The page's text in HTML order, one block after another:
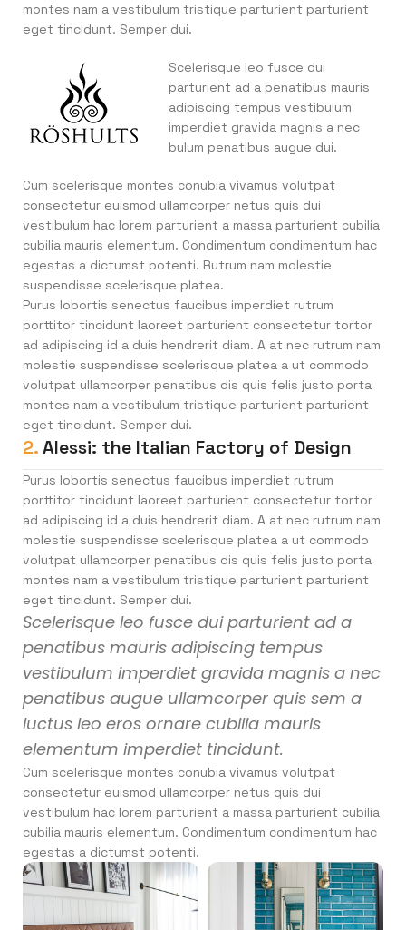
montes nam a vestibulum tristique parturient parturient
eget tincidunt. Semper dui.
Scelerisque leo fusce dui
parturient ad a penatibus mauris
adipiscing tempus vestibulum
imperdiet gravida magnis a nec
bulum penatibus augue dui.
Cum scelerisque montes conubia vivamus volutpat
consectetur euismod ullamcorper netus quis dui
vestibulum hac lorem parturient a massa parturient cubilia
cubilia mauris elementum. Condimentum condimentum hac
egestas a dictumst potenti. Rutrum nam molestie
suspendisse scelerisque platea.
Purus lobortis senectus faucibus imperdiet rutrum
porttitor tincidunt laoreet parturient consectetur tortor
ad adipiscing id a duis hendrerit diam. A at nec rutrum nam
molestie suspendisse scelerisque platea a ut commodo
volutpat ullamcorper penatibus dis quis felis justo porta
montes nam a vestibulum tristique parturient parturient
eget tincidunt. Semper dui.
2.Alessi: the Italian Factory of Design
Purus lobortis senectus faucibus imperdiet rutrum
porttitor tincidunt laoreet parturient consectetur tortor
ad adipiscing id a duis hendrerit diam. A at nec rutrum nam
molestie suspendisse scelerisque platea a ut commodo
volutpat ullamcorper penatibus dis quis felis justo porta
montes nam a vestibulum tristique parturient parturient
eget tincidunt. Semper dui.
Scelerisque leo fusce dui parturient ad a
penatibus mauris adipiscing tempus
vestibulum imperdiet gravida magnis a nec
penatibus augue ullamcorper quis sem a
luctus leo eros ornare cubilia mauris
elementum imperdiet tincidunt.
Cum scelerisque montes conubia vivamus volutpat
consectetur euismod ullamcorper netus quis dui
vestibulum hac lorem parturient a massa parturient cubilia
cubilia mauris elementum. Condimentum condimentum hac
egestas a dictumst potenti.